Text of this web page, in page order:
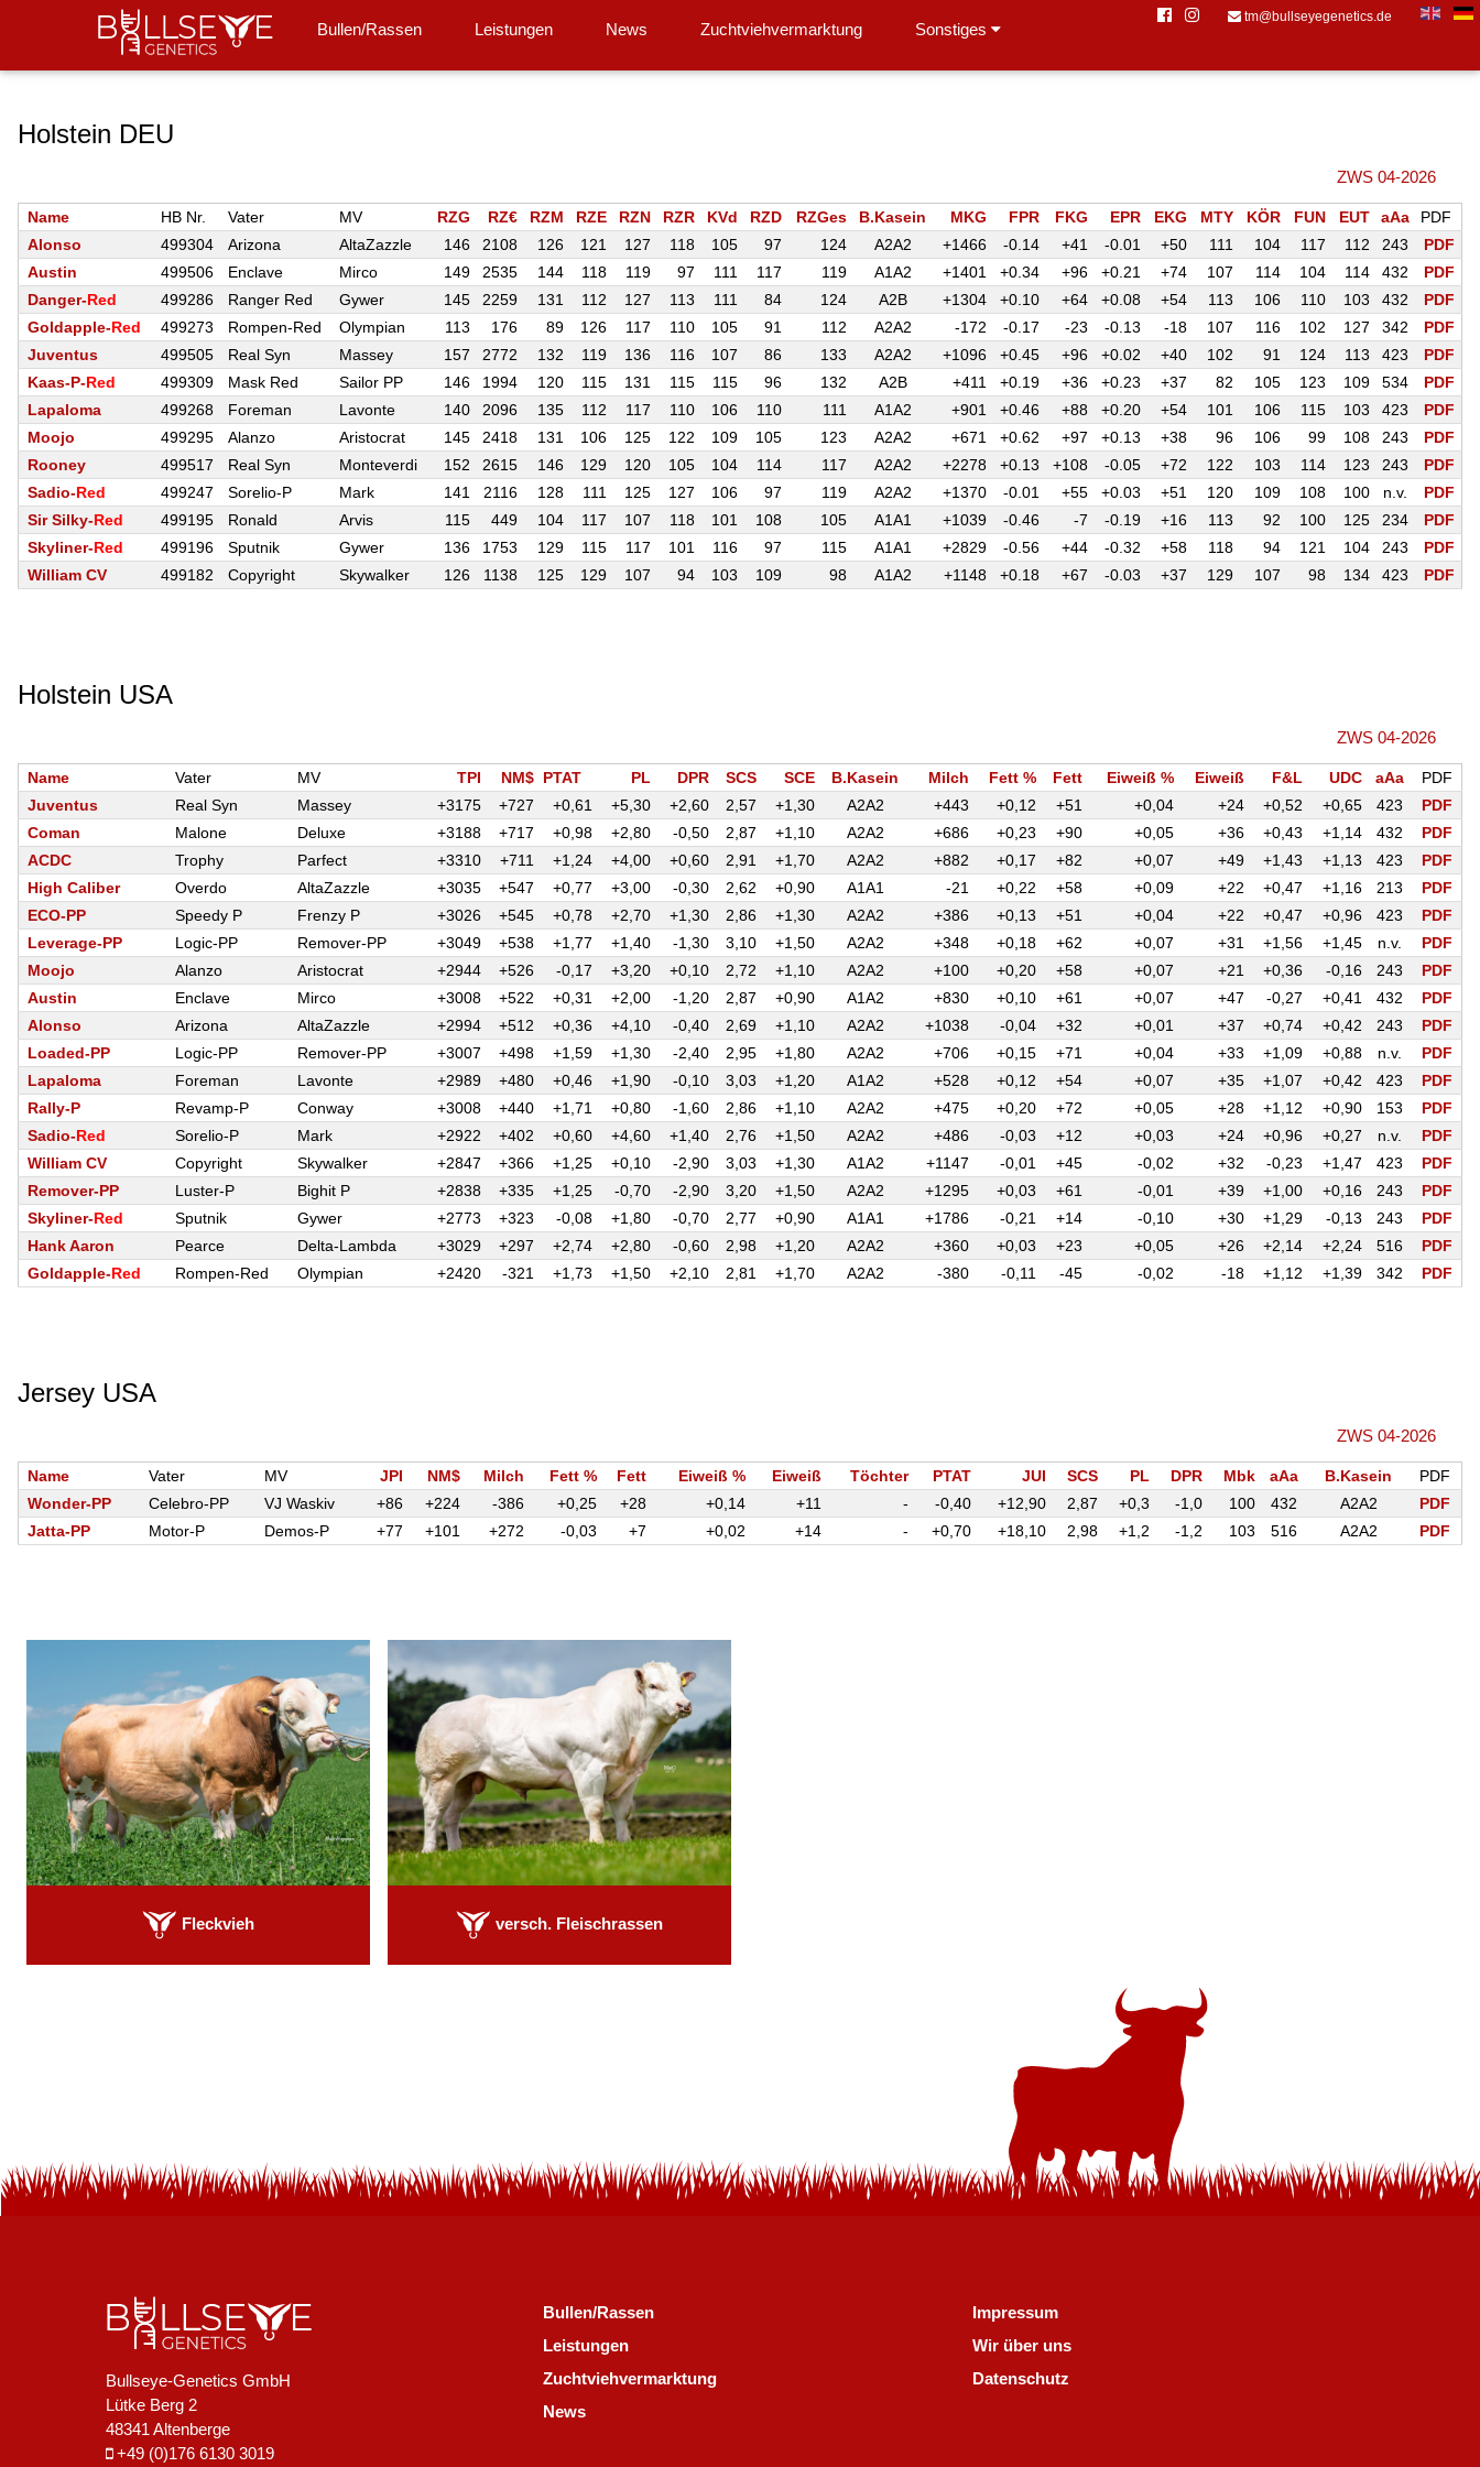
Bullen/Rassen
Leistungen News Zuchtviehvermarktung Sonstiges
tm@bullseyegenetics.de
Holstein DEU
ZWS 04-2026
Name HB Nr. Vater MV RZG RZ€ RZM RZE RZN RZR KVd RZD RZGes B.Kasein MKG FPR FKG EPR EKG MTY KÖR FUN EUT aAa
PDF
Alonso
499304 Arizona AltaZazzle 146 2108 126 121 127 118 105 97 124 A2A2 +1466 -0.14 +41 -0.01 +50 111 104 117 112 243
PDF
Austin
499506 Enclave Mirco 149 2535 144 118 119 97 111 117 119 A1A2 +1401 +0.34 +96 +0.21 +74 107 114 104 114 432
PDF
Danger-Red 499286 Ranger Red Gywer 145 2259 131 112 127 113 111 84 124 A2B +1304 +0.10 +64 +0.08 +54 113 106 110 103 432
PDF
Goldapple-Red 499273 Rompen-Red Olympian 113 176 89 126 117 110 105 91 112 A2A2 -172 -0.17 -23 -0.13 -18 107 116 102 127 342
PDF
Juventus
499505 Real Syn Massey 157 2772 132 119 136 116 107 86 133 A2A2 +1096 +0.45 +96 +0.02 +40 102 91 124 113 423
PDF
Kaas-P-Red 499309 Mask Red Sailor PP 146 1994 120 115 131 115 115 96 132 A2B +411 +0.19 +36 +0.23 +37 82 105 123 109 534
PDF
Lapaloma
499268 Foreman Lavonte 140 2096 135 112 117 110 106 110 111 A1A2 +901 +0.46 +88 +0.20 +54 101 106 115 103 423
PDF
Moojo
499295 Alanzo Aristocrat 145 2418 131 106 125 122 109 105 123 A2A2 +671 +0.62 +97 +0.13 +38 96 106 99 108 243
PDF
Rooney
499517 Real Syn Monteverdi 152 2615 146 129 120 105 104 114 117 A2A2 +2278 +0.13 +108 -0.05 +72 122 103 114 123 243
PDF
Sadio-Red 499247 Sorelio-P Mark 141 2116 128 111 125 127 106 97 119 A2A2 +1370 -0.01 +55 +0.03 +51 120 109 108 100 n.v.
PDF
Sir Silky-Red 499195 Ronald Arvis 115 449 104 117 107 118 101 108 105 A1A1 +1039 -0.46 -7 -0.19 +16 113 92 100 125 234
PDF
Skyliner-Red 499196 Sputnik Gywer 136 1753 129 115 117 101 116 97 115 A1A1 +2829 -0.56 +44 -0.32 +58 118 94 121 104 243
PDF
William CV
499182 Copyright Skywalker 126 1138 125 129 107 94 103 109 98 A1A2 +1148 +0.18 +67 -0.03 +37 129 107 98 134 423 PDF
Holstein USA
ZWS 04-2026
Name Vater MV TPI NM$ PTAT PL DPR SCS SCE B.Kasein Milch Fett % Fett Eiweiß % Eiweiß F&L UDC aAa
PDF
Juventus
Real Syn Massey +3175 +727 +0,61 +5,30 +2,60 2,57 +1,30 A2A2 +443 +0,12 +51 +0,04 +24 +0,52 +0,65 423
PDF
Coman
Malone Deluxe +3188 +717 +0,98 +2,80 -0,50 2,87 +1,10 A2A2 +686 +0,23 +90 +0,05 +36 +0,43 +1,14 432
PDF
ACDC
Trophy Parfect +3310 +711 +1,24 +4,00 +0,60 2,91 +1,70 A2A2 +882 +0,17 +82 +0,07 +49 +1,43 +1,13 423
PDF
High Caliber
Overdo AltaZazzle +3035 +547 +0,77 +3,00 -0,30 2,62 +0,90 A1A1 -21 +0,22 +58 +0,09 +22 +0,47 +1,16 213
PDF
ECO-PP
Speedy P Frenzy P +3026 +545 +0,78 +2,70 +1,30 2,86 +1,30 A2A2 +386 +0,13 +51 +0,04 +22 +0,47 +0,96 423
PDF
Leverage-PP
Logic-PP Remover-PP +3049 +538 +1,77 +1,40 -1,30 3,10 +1,50 A2A2 +348 +0,18 +62 +0,07 +31 +1,56 +1,45 n.v.
PDF
Moojo
Alanzo Aristocrat +2944 +526 -0,17 +3,20 +0,10 2,72 +1,10 A2A2 +100 +0,20 +58 +0,07 +21 +0,36 -0,16 243
PDF
Austin
Enclave Mirco +3008 +522 +0,31 +2,00 -1,20 2,87 +0,90 A1A2 +830 +0,10 +61 +0,07 +47 -0,27 +0,41 432
PDF
Alonso
Arizona AltaZazzle +2994 +512 +0,36 +4,10 -0,40 2,69 +1,10 A2A2 +1038 -0,04 +32 +0,01 +37 +0,74 +0,42 243
PDF
Loaded-PP
Logic-PP Remover-PP +3007 +498 +1,59 +1,30 -2,40 2,95 +1,80 A2A2 +706 +0,15 +71 +0,04 +33 +1,09 +0,88 n.v.
PDF
Lapaloma
Foreman Lavonte +2989 +480 +0,46 +1,90 -0,10 3,03 +1,20 A1A2 +528 +0,12 +54 +0,07 +35 +1,07 +0,42 423
PDF
Rally-P
Revamp-P Conway +3008 +440 +1,71 +0,80 -1,60 2,86 +1,10 A2A2 +475 +0,20 +72 +0,05 +28 +1,12 +0,90 153
PDF
Sadio-Red Sorelio-P Mark +2922 +402 +0,60 +4,60 +1,40 2,76 +1,50 A2A2 +486 -0,03 +12 +0,03 +24 +0,96 +0,27 n.v.
PDF
William CV
Copyright Skywalker +2847 +366 +1,25 +0,10 -2,90 3,03 +1,30 A1A2 +1147 -0,01 +45 -0,02 +32 -0,23 +1,47 423
PDF
Remover-PP
Luster-P Bighit P +2838 +335 +1,25 -0,70 -2,90 3,20 +1,50 A2A2 +1295 +0,03 +61 -0,01 +39 +1,00 +0,16 243
PDF
Skyliner-Red Sputnik Gywer +2773 +323 -0,08 +1,80 -0,70 2,77 +0,90 A1A1 +1786 -0,21 +14 -0,10 +30 +1,29 -0,13 243
PDF
Hank Aaron
Pearce Delta-Lambda +3029 +297 +2,74 +2,80 -0,60 2,98 +1,20 A2A2 +360 +0,03 +23 +0,05 +26 +2,14 +2,24 516
PDF
Goldapple-Red Rompen-Red Olympian +2420 -321 +1,73 +1,50 +2,10 2,81 +1,70 A2A2 -380 -0,11 -45 -0,02 -18 +1,12 +1,39 342 PDF
Jersey USA
ZWS 04-2026
Name Vater MV JPI NM$ Milch Fett % Fett Eiweiß % Eiweiß Töchter PTAT JUI SCS PL DPR Mbk aAa B.Kasein
PDF
Wonder-PP
Celebro-PP VJ Waskiv +86 +224 -386 +0,25 +28 +0,14 +11 - -0,40 +12,90 2,87 +0,3 -1,0 100 432 A2A2
PDF
Jatta-PP
Motor-P Demos-P +77 +101 +272 -0,03 +7 +0,02 +14 - +0,70 +18,10 2,98 +1,2 -1,2 103 516 A2A2 PDF
Fleckvieh versch. Fleischrassen
Bullseye-Genetics GmbH
Lütke Berg 2
48341 Altenberge
+49 (0)176 6130 3019
Bullen/Rassen
Leistungen
Zuchtviehvermarktung
News
Impressum
Wir über uns
Datenschutz